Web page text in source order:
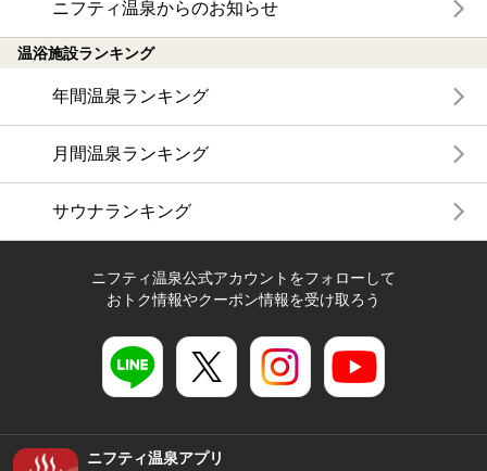
ニフティ温泉からのお知らせ
温浴施設ランキング
年間温泉ランキング
月間温泉ランキング
サウナランキング
ニフティ温泉公式アカウントをフォローして
おトク情報やクーポン情報を受け取ろう
ニフティ温泉アプリ